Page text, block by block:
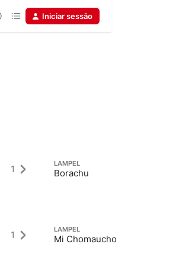
Iniciar sessão
1
1
LAMPEL
Borachu
LAMPEL
Mi Chomaucho